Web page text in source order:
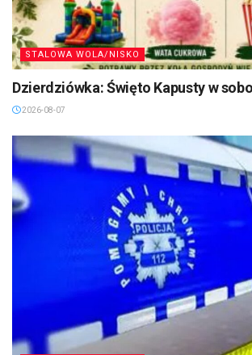
STALOWA WOLA/NISKO
Dzierdziówka: Święto Kapusty w
2026-08-07